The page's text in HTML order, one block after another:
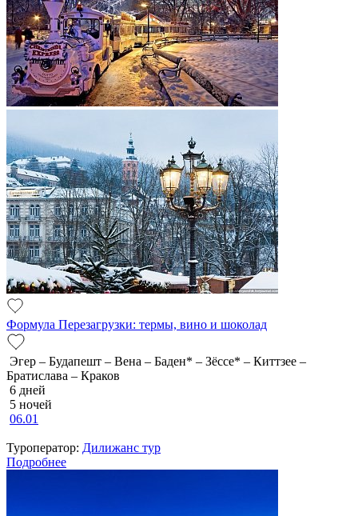
Формула Перезагрузки: термы, вино и шоколад
Эгер – Будапешт – Вена – Баден* – Зёссе* – Киттзее –
Братислава – Краков
6 дней
5 ночей
06.01
Туроператор: Дилижанс тур
Подробнее